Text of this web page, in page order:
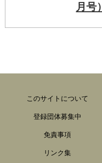
月号）
このサイトについて
登録団体募集中
免責事項
リンク集